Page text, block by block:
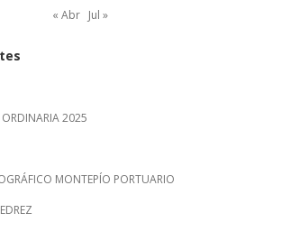
« Abr Jul »
ORDINARIA 2025
MONTEPÍO PORTUARIO